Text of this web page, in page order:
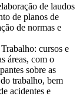
de laudos
de planos de
de normas e
cursos e
áreas, com o
sobre as
trabalho, bem
acidentes e